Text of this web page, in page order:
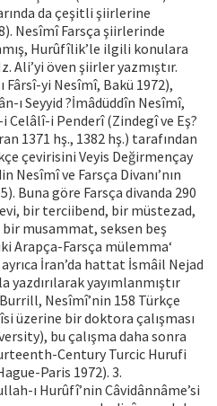
da çeşitli şiirlerine
Nesîmî Farsça şiirlerinde
Hurûfîlik’le ilgili konulara
Ali’yi öven şiirler yazmıştır.
Fârsî-yi Nesîmî, Bakü 1972),
ı Seyyid ?İmâdüddîn Nesîmî,
Celâlî-i Penderî (Zindegî ve Eş?
1371 hş., 1382 hş.) tarafından
çevirisini Veyis Değirmençay
ve Farsça Divanı’nın
Buna göre Farsça divanda 290
bir terciibend, bir müstezad,
musammat, seksen beş
Arapça-Farsça mülemma‘
İran’da hattat İsmâil Nejad
yayımlanmıştır
Nesîmî’nin 158 Türkçe
üzerine bir doktora çalışması
bu çalışma daha sonra
Century Turcic Hurufi
Paris 1972). 3.
ı Hurûfî’nin Câvidânnâme’si